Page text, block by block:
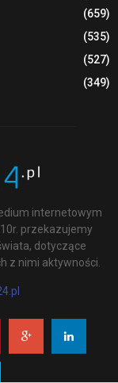
(659)
(535)
(527)
(349)
internetowym
przekazujemy
dotyczące
z nimi aktywności.